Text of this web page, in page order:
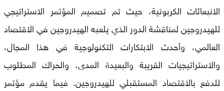
الانبعاثات الكربونية، حيث تم تصميم المؤتمر الاستراتيجي
للهيدروجين لمناقشة الدور الذي يلعبه الهيدروجين في الاقتصاد
العالمي، وأحدث الابتكارات التكنولوجية في هذا المجال،
والاستراتيجيات القريبة والبعيدة المدى، والحراك المطلوب
للدفع بالاقتصاد المستقبلي للهيدروجين. فيما يقدم مؤتمر